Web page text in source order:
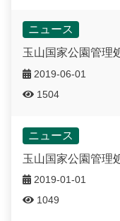
ニュース
玉山国家公園管理
2019-06-01
1504
ニュース
玉山国家公園管理
2019-01-01
1049